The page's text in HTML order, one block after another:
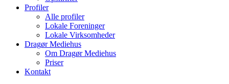
Profiler
Alle profiler
Lokale Foreninger
Lokale Virksomheder
Dragør Mediehus
Om Dragør Mediehus
Priser
Kontakt